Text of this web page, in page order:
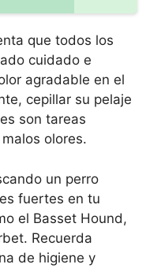
que todos los
cuidado e
agradable en el
cepillar su pelaje
son tareas
olores.
un perro
fuertes en tu
el Basset Hound,
Recuerda
de higiene y